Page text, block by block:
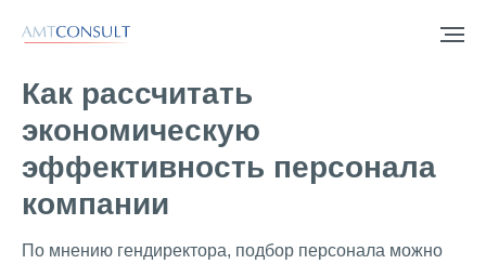
Как рассчитать
экономическую
эффективность персонала
компании
По мнению гендиректора, подбор персонала можно